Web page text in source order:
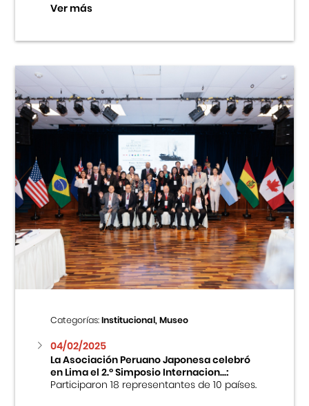
Ver más
Categorías:Institucional, Museo
04/02/2025
La Asociación Peruano Japonesa celebró
en Lima el 2.º Simposio Internacion...:
Participaron 18 representantes de 10 países.